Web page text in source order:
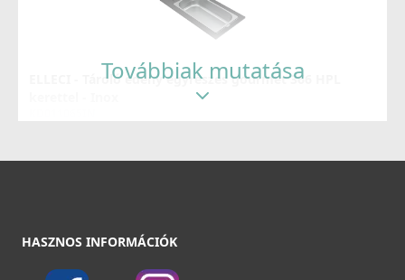
137 990 Ft
Részletek
ELLECI - Csaptelep Trail matt fekete
MOKTRABK
ELLECI - Tároló edény egyrészes gourmet 366 HPL
37 990 Ft
Továbbiak mutatása
HASZNOS INFORMÁCIÓK